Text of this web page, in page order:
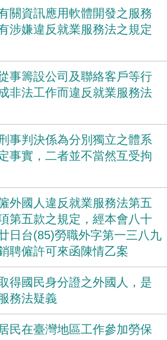
關資訊應用軟體開發之服務
涉嫌違反就業服務法之規定
事籌設公司及聯絡客戶等行
非法工作而違反就業服務法
事判決係為分別獨立之體系
事實，二者並不當然互受拘
外國人違反就業服務法第五
第五款之規定，經本會八十
日台(85)勞職外字第一三八九
聘僱許可來函陳情乙案
得國民身分證之外國人，是
務法疑義
民在臺灣地區工作參加勞保